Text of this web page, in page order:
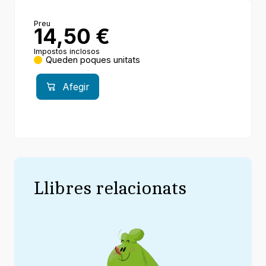
Preu
14,50 €
Impostos inclosos
Queden poques unitats
Afegir
Llibres relacionats